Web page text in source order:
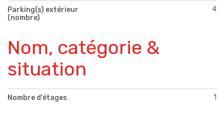
Parking(s) extérieur
(nombre)
4
Nom, catégorie &
situation
Nombre d'étages 1